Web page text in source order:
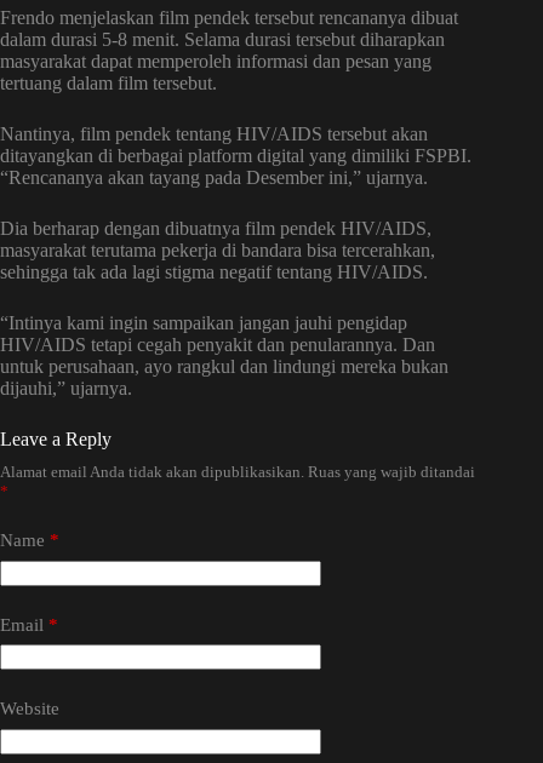
Frendo menjelaskan film pendek tersebut rencananya dibuat
dalam durasi 5-8 menit. Selama durasi tersebut diharapkan
masyarakat dapat memperoleh informasi dan pesan yang
tertuang dalam film tersebut.
Nantinya, film pendek tentang HIV/AIDS tersebut akan
ditayangkan di berbagai platform digital yang dimiliki FSPBI.
“Rencananya akan tayang pada Desember ini,” ujarnya.
Dia berharap dengan dibuatnya film pendek HIV/AIDS,
masyarakat terutama pekerja di bandara bisa tercerahkan,
sehingga tak ada lagi stigma negatif tentang HIV/AIDS.
“Intinya kami ingin sampaikan jangan jauhi pengidap
HIV/AIDS tetapi cegah penyakit dan penularannya. Dan
untuk perusahaan, ayo rangkul dan lindungi mereka bukan
dijauhi,” ujarnya.
Leave a Reply
Alamat email Anda tidak akan dipublikasikan. Ruas yang wajib ditandai
*
Name *
Email *
Website